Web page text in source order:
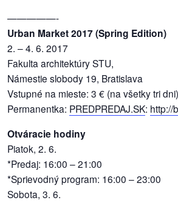
o
nás
podpora
—————-
Urban Market 2017 (Spring Edition)
2. – 4. 6. 2017
Fakulta architektúry STU,
Námestie slobody 19, Bratislava
Vstupné na mieste: 3 € (na všetky tri dni)
Permanentka: PREDPREDAJ.SK: http://
Otváracie hodiny
Piatok, 2. 6.
*Predaj: 16:00 – 21:00
*Sprievodný program: 16:00 – 23:00
Sobota, 3. 6.